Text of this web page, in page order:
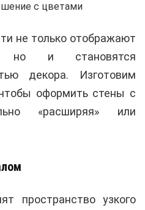
с цветами
не только отображают
но и становятся
декора. Изготовим
оформить стены с
«расширяя» или
пространство узкого